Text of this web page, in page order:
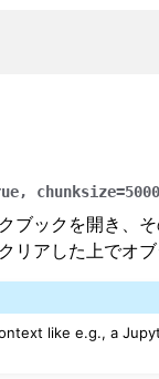
, chunksize=5000
ブックを開き、
リアした上でオブ
like e.g., a